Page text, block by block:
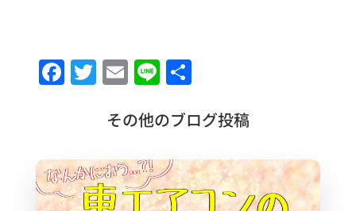
F
b
o
T
it
r
E
ai
Li
e
共
その他のブログ投稿